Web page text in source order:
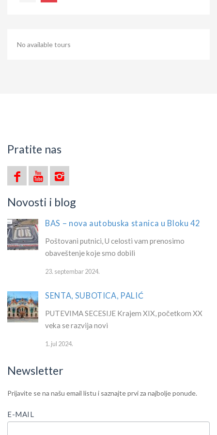
No available tours
Pratite nas
Novosti i blog
BAS – nova autobuska stanica u Bloku 42
Poštovani putnici, U celosti vam prenosimo
obaveštenje koje smo dobili
23. septembar 2024.
SENTA, SUBOTICA, PALIĆ
PUTEVIMA SECESIJE Krajem XIX, početkom XX
veka se razvija novi
1. jul 2024.
Newsletter
Newsletter
Prijavite se na našu email listu i saznajte prvi za najbolje ponude.
E-MAIL
IF
ARE
HUMAN,